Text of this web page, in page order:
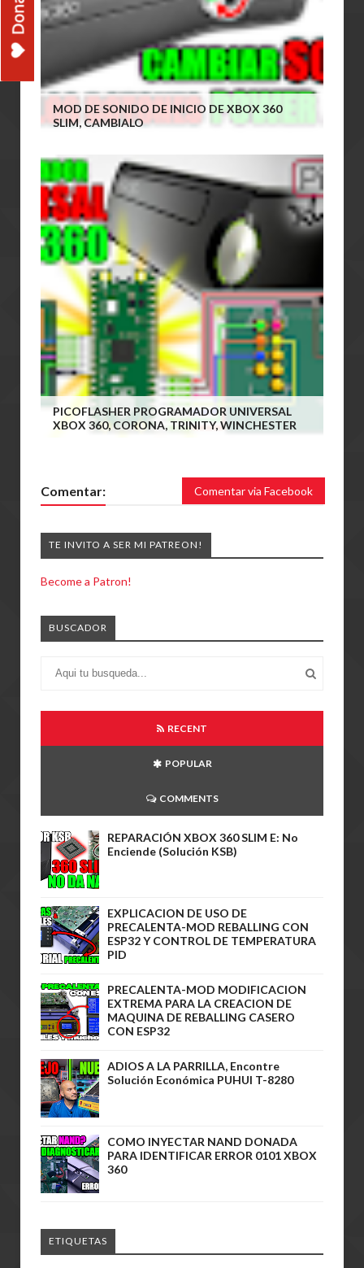
MOD DE SONIDO DE INICIO DE XBOX 360
SLIM, CAMBIALO
PICOFLASHER PROGRAMADOR UNIVERSAL
XBOX 360, CORONA, TRINITY, WINCHESTER
Comentar: Comentar via Facebook
TE INVITO A SER MI PATREON!
Become a Patron!
BUSCADOR
RECENT
POPULAR
COMMENTS
REPARACIÓN XBOX 360 SLIM E: No
Enciende (Solución KSB)
EXPLICACION DE USO DE
PRECALENTA-MOD REBALLING CON
ESP32 Y CONTROL DE TEMPERATURA
PID
PRECALENTA-MOD MODIFICACION
EXTREMA PARA LA CREACION DE
MAQUINA DE REBALLING CASERO
CON ESP32
ADIOS A LA PARRILLA, Encontre
Solución Económica PUHUI T-8280
COMO INYECTAR NAND DONADA
PARA IDENTIFICAR ERROR 0101 XBOX
360
ETIQUETAS